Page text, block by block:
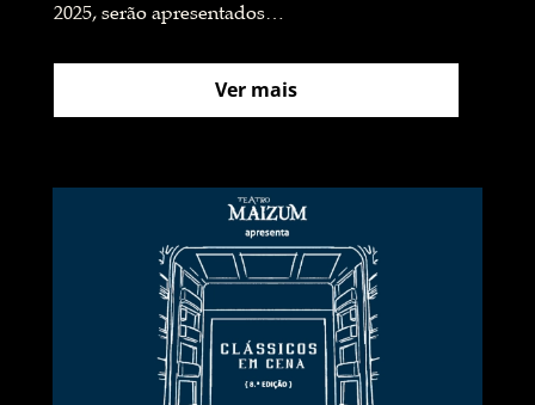
2025, serão apresentados…
Ver mais